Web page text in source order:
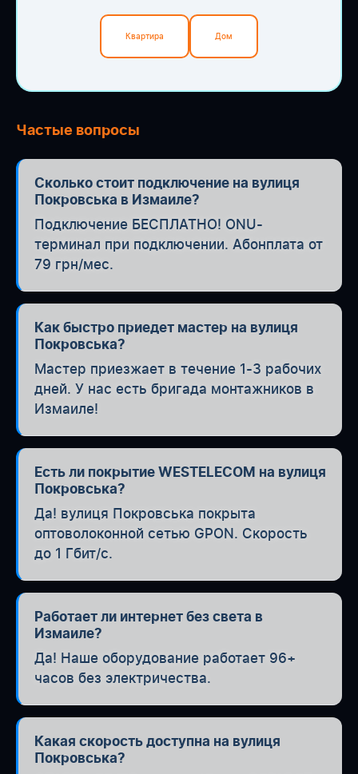
Квартира Дом
Частые вопросы
Сколько стоит подключение на вулиця
Покровська в Измаиле?
Подключение БЕСПЛАТНО! ONU-
терминал при подключении. Абонплата от
79 грн/мес.
Как быстро приедет мастер на вулиця
Покровська?
Мастер приезжает в течение 1-3 рабочих
дней. У нас есть бригада монтажников в
Измаиле!
Есть ли покрытие WESTELECOM на вулиця
Покровська?
Да! вулиця Покровська покрыта
оптоволоконной сетью GPON. Скорость
до 1 Гбит/с.
Работает ли интернет без света в
Измаиле?
Да! Наше оборудование работает 96+
часов без электричества.
Какая скорость доступна на вулиця
Покровська?